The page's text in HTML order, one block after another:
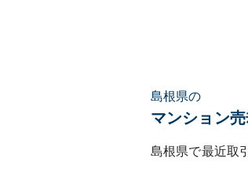
島根県の
マンション
島根県で最近取